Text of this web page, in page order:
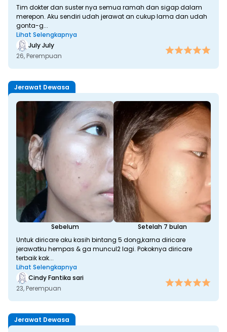
Tim dokter dan suster nya semua ramah dan sigap dalam
merepon. Aku sendiri udah jerawat an cukup lama dan udah
gonta-g...
Lihat Selengkapnya
July July
26, Perempuan
Jerawat Dewasa
Sebelum
Setelah 7 bulan
Untuk diricare aku kasih bintang 5 dong,karna diricare
jerawatku hempas & ga muncul2 lagi. Pokoknya diricare
terbaik kak...
Lihat Selengkapnya
Cindy Fantika sari
23, Perempuan
Jerawat Dewasa